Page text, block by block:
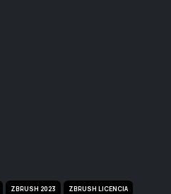
ZBRUSH 2023 ZBRUSH LICENCIA